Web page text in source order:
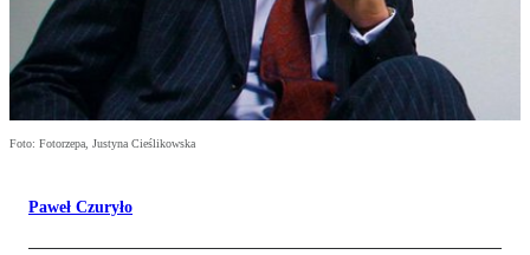
Foto: Fotorzepa, Justyna Cieślikowska
Paweł Czuryło